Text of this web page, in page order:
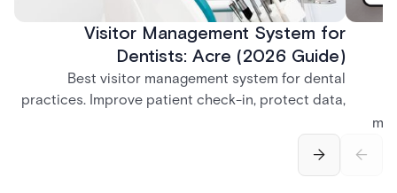
Visitor Management System for
Dentists: Acre (2026 Guide)
Best visitor management system for dental
practices. Improve patient check-in, protect data,